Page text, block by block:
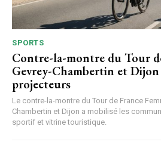
SPORTS
Contre-la-montre du Tour
Gevrey-Chambertin et Dijon
projecteurs
Le contre-la-montre du Tour de France
Chambertin et Dijon a mobilisé les
sportif et vitrine touristique.